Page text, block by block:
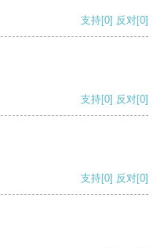
支持[0] 反对[0]
支持[0] 反对[0]
支持[0] 反对[0]